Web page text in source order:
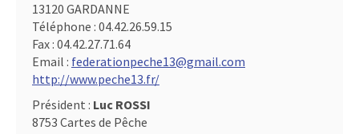
13120 GARDANNE
Téléphone : 04.42.26.59.15
Fax : 04.42.27.71.64
Email : federationpeche13@gmail.com
http://www.peche13.fr/
Président : Luc ROSSI
8753 Cartes de Pêche